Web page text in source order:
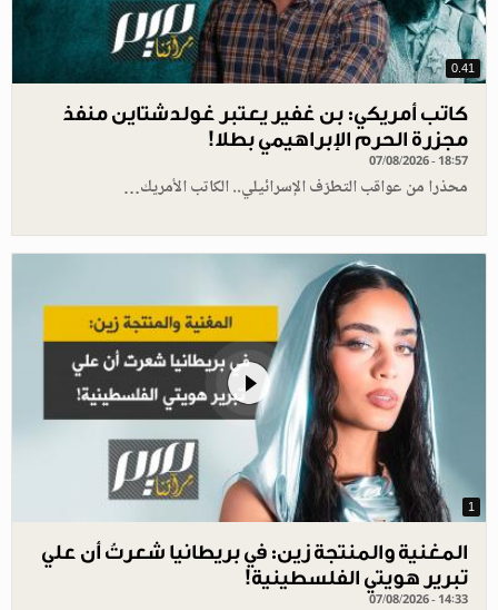
0.41
كاتب أمريكي: بن غفير يعتبر غولدشتاين منفذ
مجزرة الحرم الإبراهيمي بطلا!
07/08/2026 - 18:57
محذرا من عواقب التطرّف الإسرائيلي.. الكاتب الأمريك…
1
المغنية والمنتجة زين: في بريطانيا شعرتُ أن علي
تبرير هويتي الفلسطينية!
07/08/2026 - 14:33